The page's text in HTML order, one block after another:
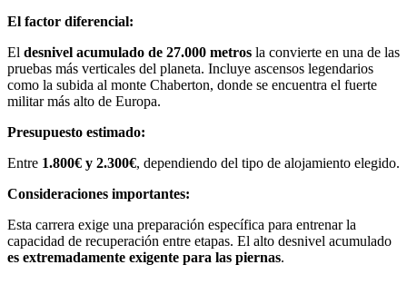
El factor diferencial:
El desnivel acumulado de 27.000 metros la convierte en una de las
pruebas más verticales del planeta. Incluye ascensos legendarios
como la subida al monte Chaberton, donde se encuentra el fuerte
militar más alto de Europa.
Presupuesto estimado:
Entre 1.800€ y 2.300€, dependiendo del tipo de alojamiento elegido.
Consideraciones importantes:
Esta carrera exige una preparación específica para entrenar la
capacidad de recuperación entre etapas. El alto desnivel acumulado
es extremadamente exigente para las piernas.